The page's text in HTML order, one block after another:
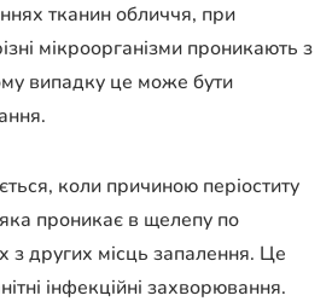
тканин обличчя, при
мікроорганізми проникають з
випадку це може бути
коли причиною періоститу
проникає в щелепу по
з других місць запалення. Це
інфекційні захворювання.